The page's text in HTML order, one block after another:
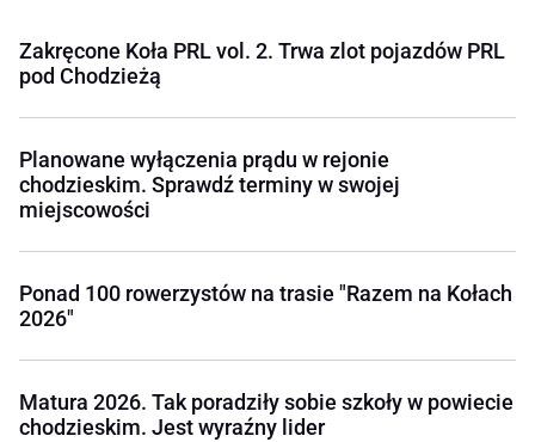
Zakręcone Koła PRL vol. 2. Trwa zlot pojazdów PRL
pod Chodzieżą
Planowane wyłączenia prądu w rejonie
chodzieskim. Sprawdź terminy w swojej
miejscowości
Ponad 100 rowerzystów na trasie "Razem na Kołach
2026"
Matura 2026. Tak poradziły sobie szkoły w powiecie
chodzieskim. Jest wyraźny lider